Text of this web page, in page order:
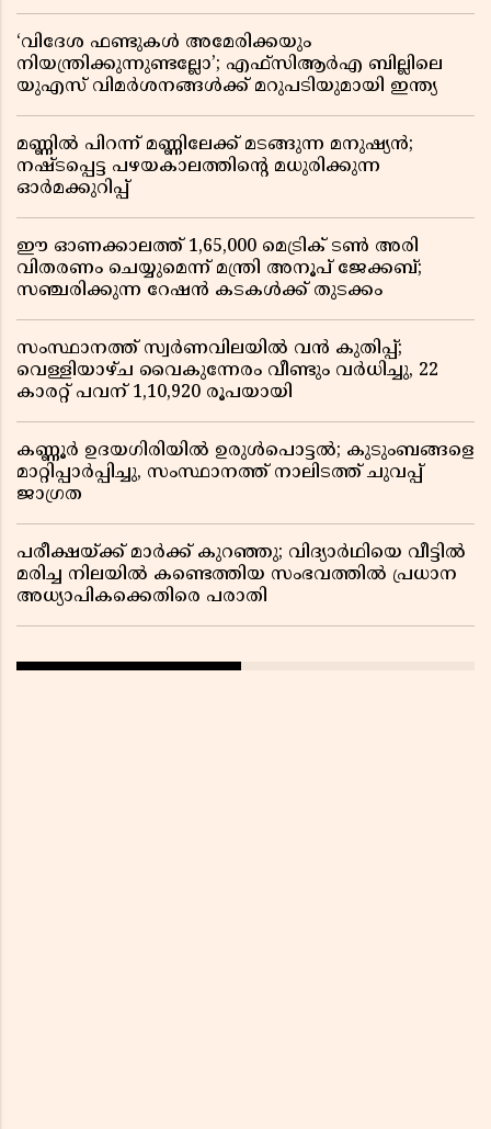
‘വിദേശ ഫണ്ടുകൾ അമേരിക്കയും
നിയന്ത്രിക്കുന്നുണ്ടല്ലോ’; എഫ്സിആർഎ ബില്ലിലെ
യുഎസ് വിമർശനങ്ങൾക്ക് മറുപടിയുമായി ഇന്ത്യ
മണ്ണിൽ പിറന്ന് മണ്ണിലേക്ക് മടങ്ങുന്ന മനുഷ്യൻ;
നഷ്ടപ്പെട്ട പഴയകാലത്തിൻ്റെ മധുരിക്കുന്ന
ഓർമക്കുറിപ്പ്
ഈ ഓണക്കാലത്ത് 1,65,000 മെട്രിക് ടൺ അരി
വിതരണം ചെയ്യുമെന്ന് മന്ത്രി അനൂപ് ജേക്കബ്;
സഞ്ചരിക്കുന്ന റേഷൻ കടകൾക്ക് തുടക്കം
സംസ്ഥാനത്ത് സ്വർണവിലയിൽ വൻ കുതിപ്പ്;
വെള്ളിയാഴ്ച വൈകുന്നേരം വീണ്ടും വർധിച്ചു, 22
കാരറ്റ് പവന് 1,10,920 രൂപയായി
കണ്ണൂർ ഉദയഗിരിയിൽ ഉരുൾപൊട്ടൽ; കുടുംബങ്ങളെ
മാറ്റിപ്പാർപ്പിച്ചു, സംസ്ഥാനത്ത് നാലിടത്ത് ചുവപ്പ്
ജാഗ്രത
പരീക്ഷയ്ക്ക് മാർക്ക് കുറഞ്ഞു; വിദ്യാർഥിയെ വീട്ടിൽ
മരിച്ച നിലയിൽ കണ്ടെത്തിയ സംഭവത്തിൽ പ്രധാന
അധ്യാപികക്കെതിരെ പരാതി